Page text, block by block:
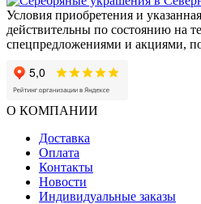
Условия приобретения и
действительны по состоянию на
спецпредложениями и акциями,
О КОМПАНИИ
Доставка
Оплата
Контакты
Новости
Индивидуальные заказы